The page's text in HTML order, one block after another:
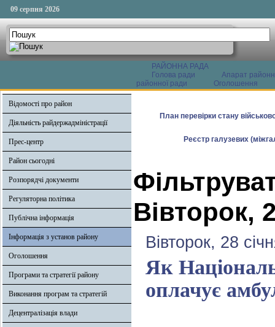
09 серпня 2026
РАЙОННА РАДА
Голова ради
Апарат
районної ради
Оголошення
Відомості про район
Діяльність райдержадміністрації
Прес-центр
Район сьогодні
Розпорядчі документи
Регуляторна політика
Публічна інформація
Інформація з установ району
Оголошення
Програми та стратегії району
Виконання програм та стратегій
Децентралізація влади
План перевірки стану
Реєстр галузевих
Вівторок,
Вівторок, 28
Як
оплачує